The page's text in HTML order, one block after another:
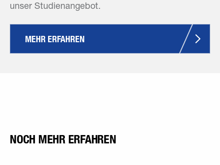
unser Studienangebot.
MEHR ERFAHREN
NOCH MEHR ERFAHREN